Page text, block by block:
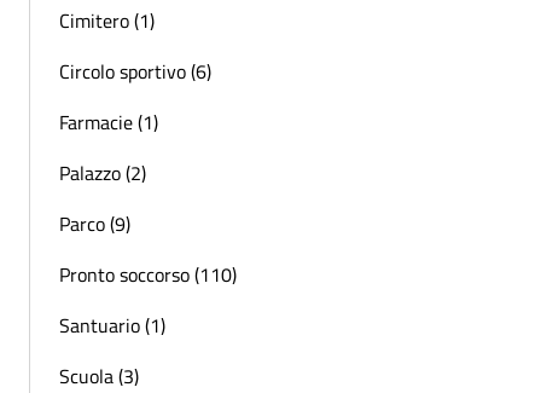
Cimitero (1)
Circolo sportivo (6)
Farmacie (1)
Palazzo (2)
Parco (9)
Pronto soccorso (110)
Santuario (1)
Scuola (3)